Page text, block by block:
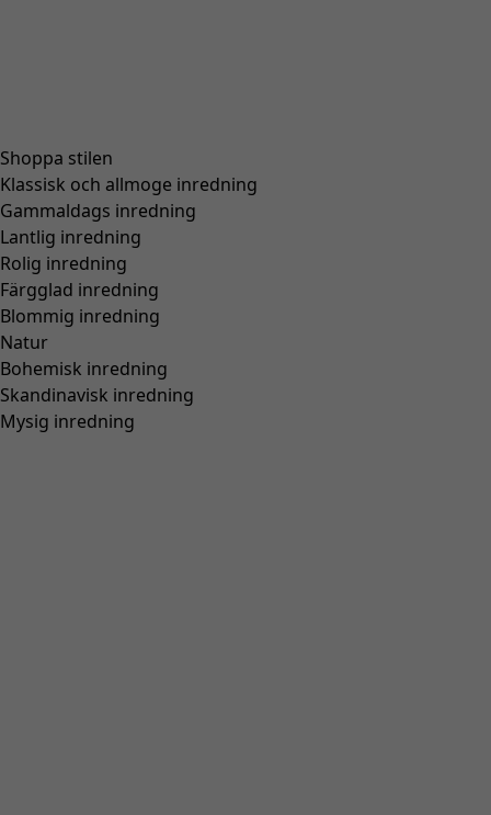
Shoppa stilen
Klassisk och allmoge inredning
Gammaldags inredning
Lantlig inredning
Rolig inredning
Färgglad inredning
Blommig inredning
Natur
Bohemisk inredning
Skandinavisk inredning
Mysig inredning